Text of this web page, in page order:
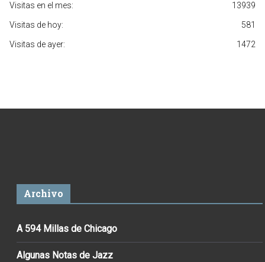
13939
Visitas en el mes:
581
Visitas de hoy:
1472
Visitas de ayer:
Archivo
A 594 Millas de Chicago
Algunas Notas de Jazz